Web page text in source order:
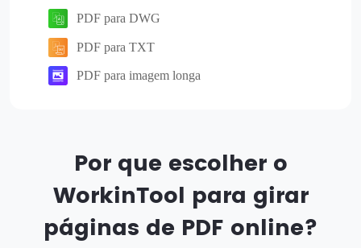
PDF para DWG
PDF para TXT
PDF para imagem longa
Por que escolher o
WorkinTool para girar
páginas de PDF online?